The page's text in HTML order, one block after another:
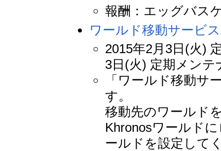
報酬：エッグバス
ワールド移動サービス
2015年2月3日(火)
3日(火) 定期メンテ
「ワールド移動サ
す。
移動先のワールド
Khronosワールド
ールドを設定して